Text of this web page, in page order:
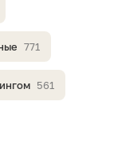
771
561